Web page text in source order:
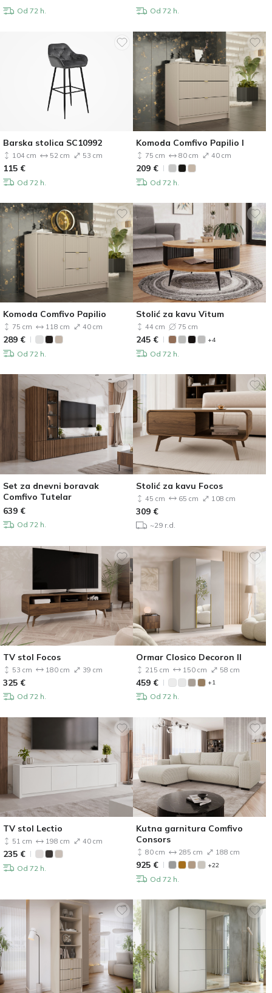
Od 72 h. Od 72 h.
Barska stolica SC10992
104 cm 52 cm 53 cm
115 €
Od 72 h.
Komoda Comfivo Papilio I
75 cm 80 cm 40 cm
209 €
Od 72 h.
Komoda Comfivo Papilio
75 cm 118 cm 40 cm
289 €
Od 72 h.
Stolić za kavu Vitum
44 cm 75 cm
245 € +4
Od 72 h.
Set za dnevni boravak
Comfivo Tutelar
639 €
Od 72 h.
Stolić za kavu Focos
45 cm 65 cm 108 cm
309 €
~29 r.d.
TV stol Focos
53 cm 180 cm 39 cm
325 €
Od 72 h.
Ormar Closico Decoron II
215 cm 150 cm 58 cm
459 € +1
Od 72 h.
TV stol Lectio
51 cm 198 cm 40 cm
235 €
Od 72 h.
Kutna garnitura Comfivo
Consors
80 cm 285 cm 188 cm
925 € +22
Od 72 h.